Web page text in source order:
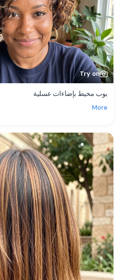
Try on
بوب مخيط بإضاءات عسلية
More